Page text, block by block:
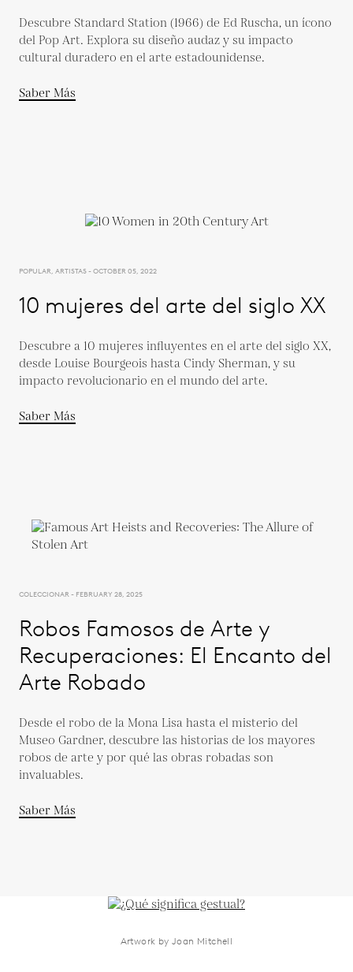
Descubre Standard Station (1966) de Ed Ruscha, un ícono
del Pop Art. Explora su diseño audaz y su impacto
cultural duradero en el arte estadounidense.
Saber Más
POPULAR, ARTISTAS - OCTOBER 05, 2022
10 mujeres del arte del siglo XX
Descubre a 10 mujeres influyentes en el arte del siglo XX,
desde Louise Bourgeois hasta Cindy Sherman, y su
impacto revolucionario en el mundo del arte.
Saber Más
COLECCIONAR - FEBRUARY 28, 2025
Robos Famosos de Arte y
Recuperaciones: El Encanto del
Arte Robado
Desde el robo de la Mona Lisa hasta el misterio del
Museo Gardner, descubre las historias de los mayores
robos de arte y por qué las obras robadas son
invaluables.
Saber Más
Artwork by Joan Mitchell